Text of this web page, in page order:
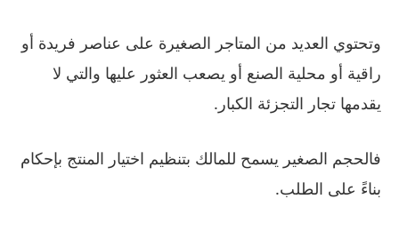
وتحتوي العديد من المتاجر الصغيرة على عناصر فريدة أو
راقية أو محلية الصنع أو يصعب العثور عليها والتي لا
يقدمها تجار التجزئة الكبار.
فالحجم الصغير يسمح للمالك بتنظيم اختيار المنتج بإحكام
بناءً على الطلب.